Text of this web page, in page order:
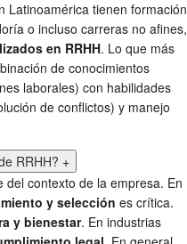
Latinoamérica tienen formación
o incluso carreras no afines,
en RRHH. Lo que más
de conocimientos
laborales) con habilidades
de conflictos) y manejo
RRHH? +
contexto de la empresa. En
y selección es crítica.
y bienestar. En industrias